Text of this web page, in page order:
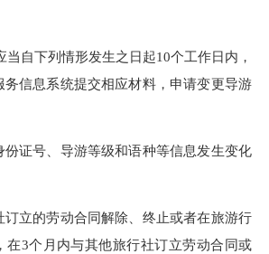
自下列情形发生之日起10个工作日内，
信息系统提交相应材料，申请变更导游
证号、导游等级和语种等信息发生变化
立的劳动合同解除、终止或者在旅游行
在3个月内与其他旅行社订立劳动合同或